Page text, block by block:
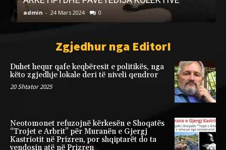
admin - 24 Mars 2024 0
Zgjedhur nga EditorI
Duhet hequr qafe keqbëresit e politikës, nga
këto zgjedhje lokale deri të niveli qendror
20 Shtator 2025
Neotomonet refuzojnë kërkesën e Shoqatës
“Trojet e Arbrit” për Muranën e Gjergj
Kastriotit në Prizren, por shqiptarët do ta
vendosin atë në Prizren